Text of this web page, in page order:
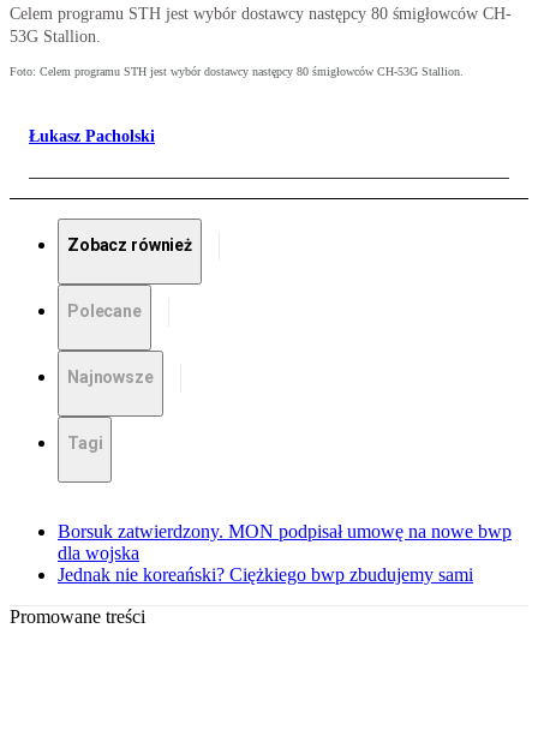
Celem programu STH jest wybór dostawcy następcy 80 śmigłowców CH-
53G Stallion.
Foto: Celem programu STH jest wybór dostawcy następcy 80 śmigłowców CH-53G Stallion.
Łukasz Pacholski
Zobacz również
Polecane
Najnowsze
Tagi
Borsuk zatwierdzony. MON podpisał umowę na nowe bwp
dla wojska
Jednak nie koreański? Ciężkiego bwp zbudujemy sami
Promowane treści